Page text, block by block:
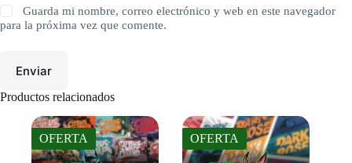
Guarda mi nombre, correo electrónico y web en este navegador
para la próxima vez que comente.
Enviar
Productos relacionados
OFERTA OFERTA